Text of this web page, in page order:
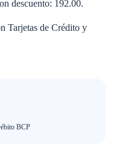
descuento: 192.00.
Tarjetas de Crédito y
BCP